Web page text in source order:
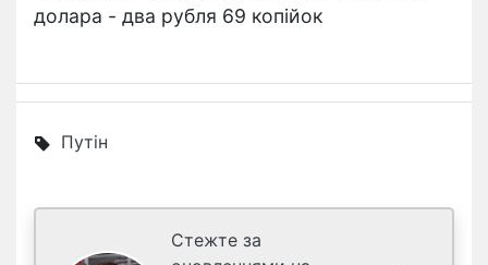
долара - два рубля 69 копійок
Путін
Стежте за